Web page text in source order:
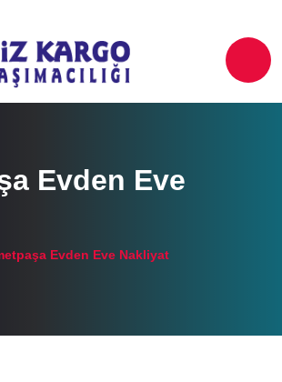
Evden Eve
Evden Eve Nakliyat